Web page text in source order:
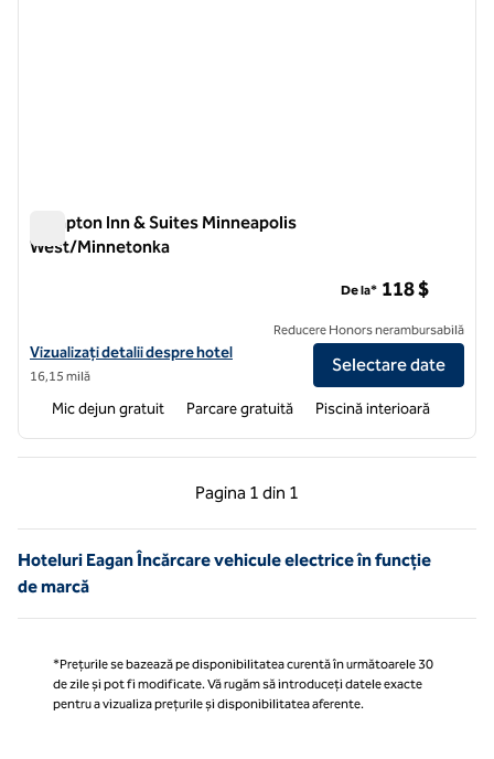
Hampton Inn & Suites Minneapolis
West/Minnetonka
Vizualizați detaliile hotelului pentru Hampton Inn & Suites
Vizualizați detalii despre hotel
16,15 milă
De la* 118 $
Reducere Honors nerambursabilă
Selectare date
Mic dejun gratuit Parcare gratuită Piscină interioară
Pagina 1 din 1
Pagina anterioară, 1 din 1
Pagina 1 din 1
Hoteluri Eagan Încărcare vehicule electrice în funcție
de marcă
*Prețurile se bazează pe disponibilitatea curentă în următoarele 30
de zile și pot fi modificate. Vă rugăm să introduceți datele exacte
pentru a vizualiza prețurile și disponibilitatea aferente.